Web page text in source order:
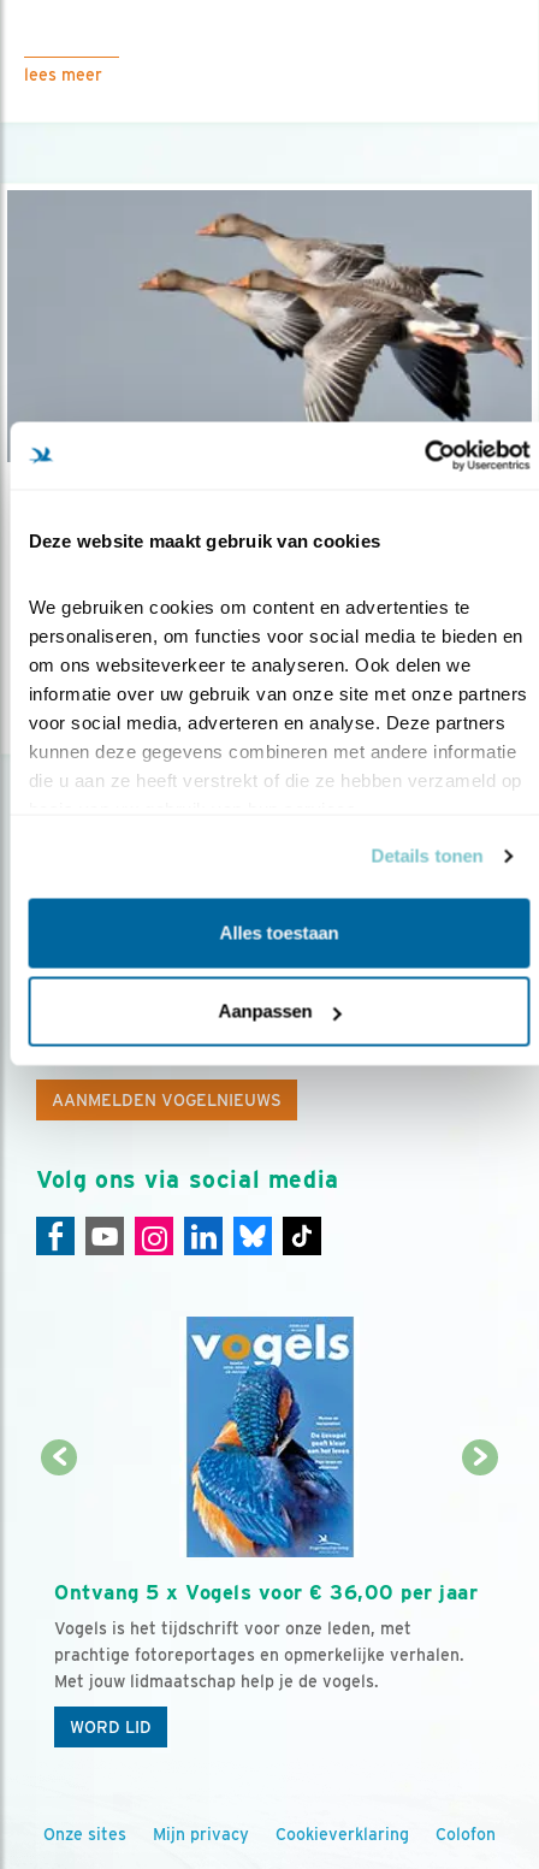
Deze website maakt gebruik van cookies
We gebruiken cookies om content en advertenties te
personaliseren, om functies voor social media te bieden en
om ons websiteverkeer te analyseren. Ook delen we
informatie over uw gebruik van onze site met onze partners
voor social media, adverteren en analyse. Deze partners
kunnen deze gegevens combineren met andere informatie
die u aan ze heeft verstrekt of die ze hebben verzameld op
Details tonen
Alles toestaan
Aanpassen
lees meer
Die heerlijke ganzen
lees meer
Op de hoogte blijven?
Meld je aan en ontvang nieuws, inspiratie, acties en tips
AANMELDEN VOGELNIEUWS
Volg ons via social media
Ontvang 5 x Vogels voor € 36,00 per jaar
Vogels is het tijdschrift voor onze leden, met
prachtige fotoreportages en opmerkelijke verhalen.
Met jouw lidmaatschap help je de vogels.
WORD LID
Onze sites Mijn privacy Cookieverklaring Colofon